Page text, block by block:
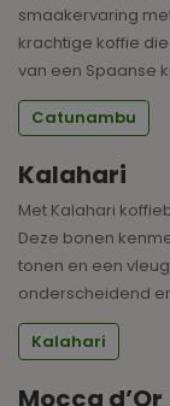
smaakervaring
krachtige koffie
van een Spaanse
Catunambu
Kalahari
Met Kalahari
Deze bonen
tonen en een
onderscheidend
Kalahari
Mocca d’Or